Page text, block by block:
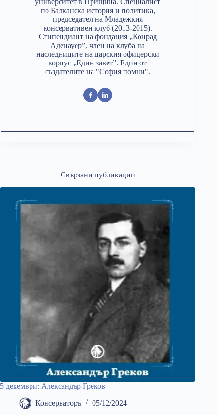
по Балканска история и политика,
председател на Младежкия
консервативен клуб (2013-2015).
Стипендиант на фондация „Конрад
Аденауер”, член на клуба на
наследниците на царския офицерски
корпус „Един завет”. Един от
създателите на "София помни".
Свързани публикации
5 декември: Александър Греков
Консерваторъ 05/12/2024